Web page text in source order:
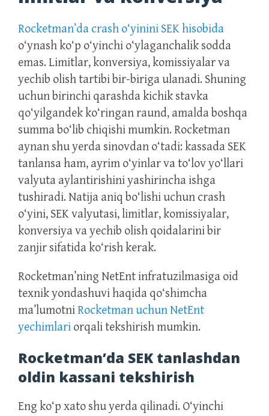
Rocketman’da crash o‘yinini SEK hisobida
o‘ynash ko‘p o‘yinchi o‘ylaganchalik sodda
emas. Limitlar, konversiya, komissiyalar va
yechib olish tartibi bir-biriga ulanadi. Shuning
uchun birinchi qarashda kichik stavka
qo‘yilgandek ko‘ringan raund, amalda boshqa
summa bo‘lib chiqishi mumkin. Rocketman
aynan shu yerda sinovdan o‘tadi: kassada SEK
tanlansa ham, ayrim o‘yinlar va to‘lov yo‘llari
valyuta aylantirishini yashirincha ishga
tushiradi. Natija aniq bo‘lishi uchun crash
o‘yini, SEK valyutasi, limitlar, komissiyalar,
konversiya va yechib olish qoidalarini bir
zanjir sifatida ko‘rish kerak.
Rocketman’ning NetEnt infratuzilmasiga oid
texnik yondashuvi haqida qo‘shimcha
ma’lumotniRocketman uchun NetEnt
yechimlari orqali tekshirish mumkin.
Rocketman’da SEK tanlashdan
oldin kassani tekshirish
Eng ko‘p xato shu yerda qilinadi. O‘yinchi